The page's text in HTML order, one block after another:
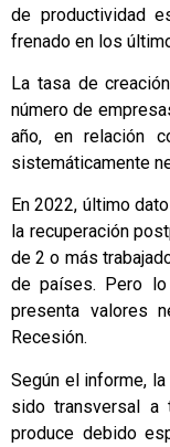
de productividad
frenado en los
La tasa de
número de
año, en relación
sistemáticamente
En 2022, último
la recuperación
de 2 o más
de países. Pero
presenta valores
Recesión.
Según el informe,
sido transversal
produce debido